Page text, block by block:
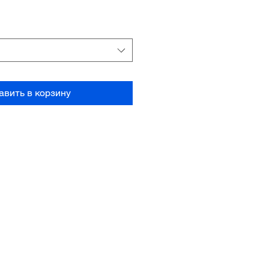
в корзину